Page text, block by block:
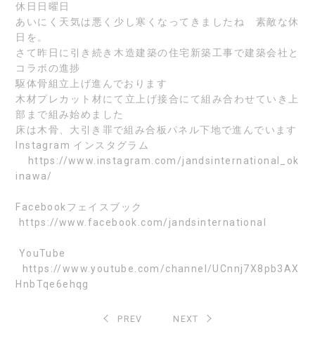
休日日曜日
あいにく天気は悪く少し寒くなってきましたね 素敵な休
日を。
さて昨日に引き続き木造建築の住宅新築工事で建築会社と
コラボの進捗
駆体骨組立上げ進んでおります
木材プレカット材にて立上げ接合にて組み合わせていき上
部まで組み始めました
床は木骨、大引き罪で組み合板パネル下地で進んでいます
Instagram インスタグラム
https://www.instagram.com/jandsinternational_ok
inawa/
Facebook フェイスブック
https://www.facebook.com/jandsinternational
YouTube
https://www.youtube.com/channel/UCnnj7X8pb3AX
HnbTqe6ehqg
PREV NEXT